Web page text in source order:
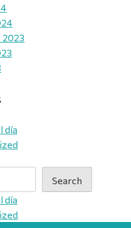
2023
día
Search
día